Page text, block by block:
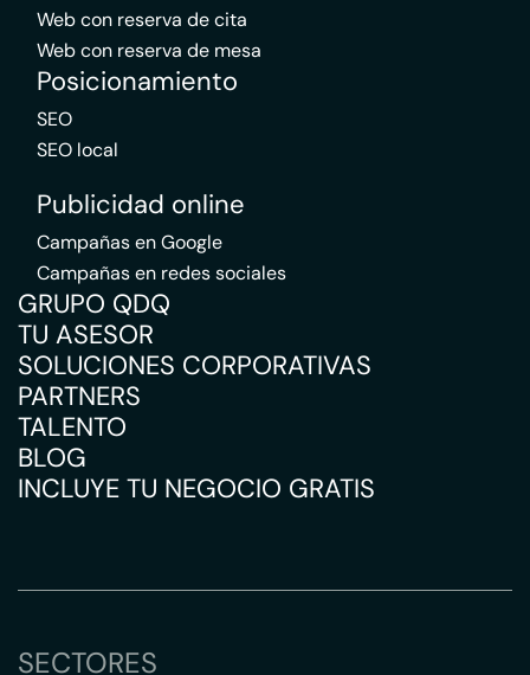
Web con reserva de cita
Web con reserva de mesa
Posicionamiento
SEO
SEO local
Publicidad online
Campañas en Google
Campañas en redes sociales
GRUPO QDQ
TU ASESOR
SOLUCIONES CORPORATIVAS
PARTNERS
TALENTO
BLOG
INCLUYE TU NEGOCIO GRATIS
SECTORES